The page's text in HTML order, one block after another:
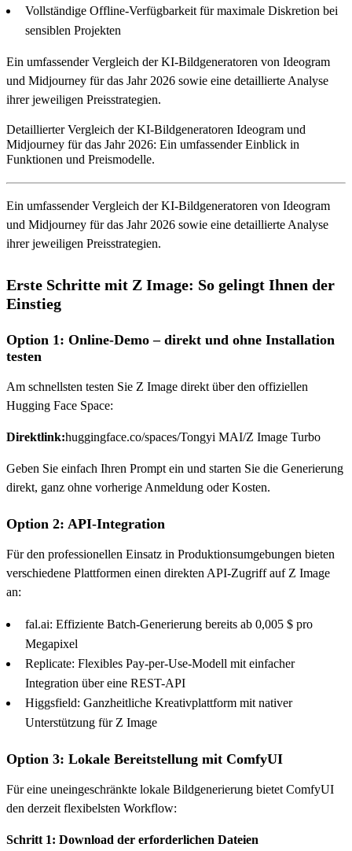
Vollständige Offline-Verfügbarkeit für maximale Diskretion bei
sensiblen Projekten
Ein umfassender Vergleich der KI-Bildgeneratoren von Ideogram
und Midjourney für das Jahr 2026 sowie eine detaillierte Analyse
ihrer jeweiligen Preisstrategien.
Detaillierter Vergleich der KI-Bildgeneratoren Ideogram und
Midjourney für das Jahr 2026: Ein umfassender Einblick in
Funktionen und Preismodelle.
Ein umfassender Vergleich der KI-Bildgeneratoren von Ideogram
und Midjourney für das Jahr 2026 sowie eine detaillierte Analyse
ihrer jeweiligen Preisstrategien.
Erste Schritte mit Z Image: So gelingt Ihnen der
Einstieg
Option 1: Online-Demo – direkt und ohne Installation
testen
Am schnellsten testen Sie Z Image direkt über den offiziellen
Hugging Face Space:
Direktlink:huggingface.co/spaces/Tongyi MAI/Z Image Turbo
Geben Sie einfach Ihren Prompt ein und starten Sie die Generierung
direkt, ganz ohne vorherige Anmeldung oder Kosten.
Option 2: API-Integration
Für den professionellen Einsatz in Produktionsumgebungen bieten
verschiedene Plattformen einen direkten API-Zugriff auf Z Image
an:
fal.ai: Effiziente Batch-Generierung bereits ab 0,005 $ pro
Megapixel
Replicate: Flexibles Pay-per-Use-Modell mit einfacher
Integration über eine REST-API
Higgsfield: Ganzheitliche Kreativplattform mit nativer
Unterstützung für Z Image
Option 3: Lokale Bereitstellung mit ComfyUI
Für eine uneingeschränkte lokale Bildgenerierung bietet ComfyUI
den derzeit flexibelsten Workflow:
Schritt 1: Download der erforderlichen Dateien